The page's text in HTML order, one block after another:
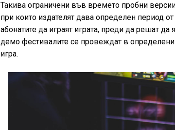
Такива ограничени във времето пробни
при които издателят дава определен период
абонатите да играят играта, преди да решат
демо фестивалите се провеждат в
игра.